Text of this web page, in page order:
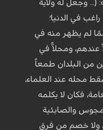
(... وجعل له ولاية
في الدنيا؛
لم يظهر منه في
عندهم، ومحلاًّ في
من البلدان طمعاً
محله عند العلماء،
فكان لا يكلمه
والصابئية
ولا خصم من فرق